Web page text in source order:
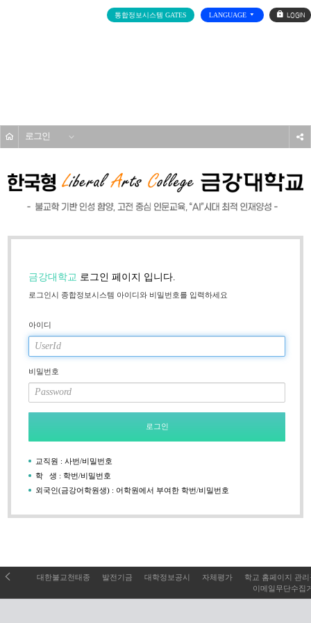
통합정보시스템 GATES LANGUAGE
로
그
로그인
금강대학교 로그인 페이지 입니다.
로그인시 종합정보시스템 아이디와 비밀번호를 입력하세요
아이디
비밀번호
로그인
교직원 : 사번/비밀번호
학 생 : 학번/비밀번호
외국인(금강어학원생) : 어학원에서 부여한 학번/비밀번호
대한불교천태종 발전기금 대학정보공시 자체평가
학교 홈페이지 관
이메일무단수집